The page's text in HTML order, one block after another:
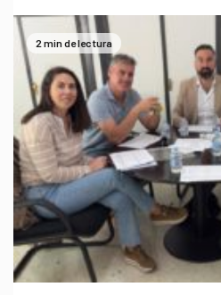
2 min de lectura